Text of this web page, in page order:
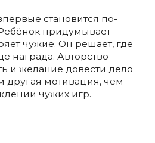
становится по-
придумывает
чужие. Он решает, где
награда. Авторство
и желание довести дело
другая мотивация, чем
чужих игр.